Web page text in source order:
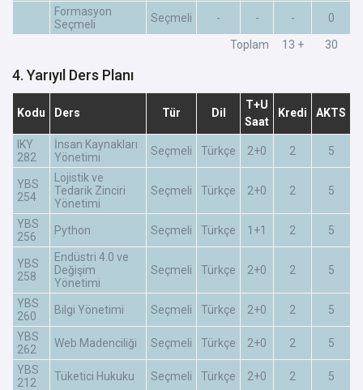
Formasyon
Seçmeli
Seçmeli - - - 0
Toplam 13 + 30
4. Yarıyıl Ders Planı
Kodu Ders Tür Dil
T+U
Saat
Kredi AKTS
IKY
282
İnsan Kaynakları
Yönetimi
Seçmeli Türkçe 2+0 2 5
YBS
254
Lojistik ve
Tedarik Zinciri
Yönetimi
Seçmeli Türkçe 2+0 2 5
YBS
256
Python Seçmeli Türkçe 1+1 2 5
YBS
258
Endüstri 4.0 ve
Değişim
Yönetimi
Seçmeli Türkçe 2+0 2 5
YBS
260
Bilgi Yönetimi Seçmeli Türkçe 2+0 2 5
YBS
262
Web Madenciliği Seçmeli Türkçe 2+0 2 5
YBS
212
Tüketici Hukuku Seçmeli Türkçe 2+0 2 5